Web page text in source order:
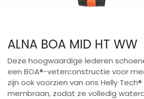
ALNA BOA MID HT WW
Deze hoogwaardige lederen
een BOA®-veterconstructie voor
zijn ook voorzien van ons Helly
membraan, zodat ze volledig